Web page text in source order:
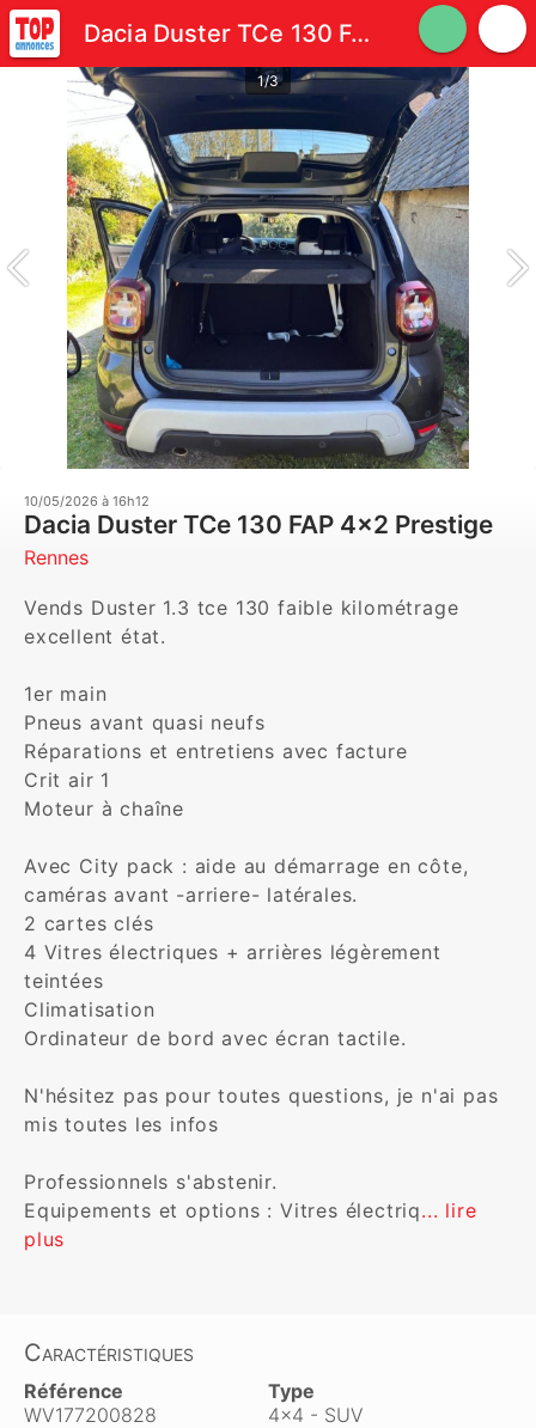
Dacia Duster TCe 130 FAP 4x2 Prestige
1/3
10/05/2026 à 16h12
Dacia Duster TCe 130 FAP 4x2 Prestige
Rennes
Vends Duster 1.3 tce 130 faible kilométrage
excellent état.
1er main
Pneus avant quasi neufs
Réparations et entretiens avec facture
Crit air 1
Moteur à chaîne
Avec City pack : aide au démarrage en côte,
caméras avant -arriere- latérales.
2 cartes clés
4 Vitres électriques + arrières légèrement
teintées
Climatisation
Ordinateur de bord avec écran tactile.
N'hésitez pas pour toutes questions, je n'ai pas
mis toutes les infos
Professionnels s'abstenir.
Equipements et options : Vitres électriq... lire
plus
Caractéristiques
Référence
WV177200828
Type
4x4 - SUV